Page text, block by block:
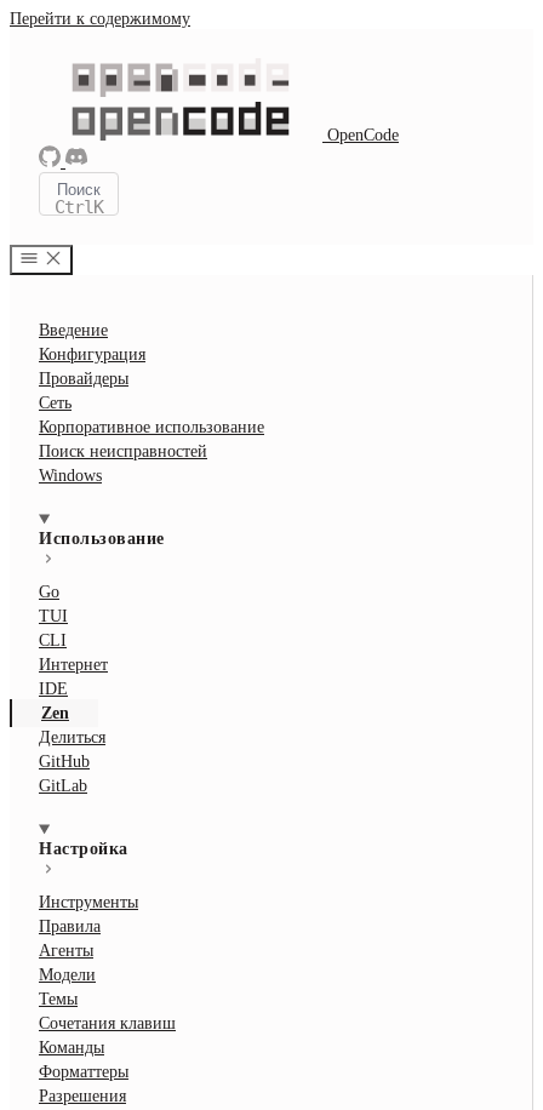
Перейти к содержимому
OpenCode
Поиск
CtrlK
Введение
Конфигурация
Провайдеры
Сеть
Корпоративное использование
Поиск неисправностей
Windows
Использование
Go
TUI
CLI
Интернет
IDE
Zen
Делиться
GitHub
GitLab
Настройка
Инструменты
Правила
Агенты
Модели
Темы
Сочетания клавиш
Команды
Форматтеры
Разрешения